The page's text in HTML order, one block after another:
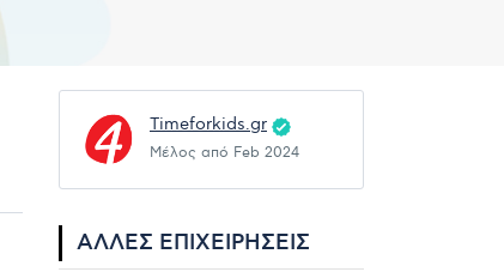
Timeforkids.gr
Μέλος από Feb 2024
ΆΛΛΕΣ ΕΠΙΧΕΙΡΉΣΕΙΣ